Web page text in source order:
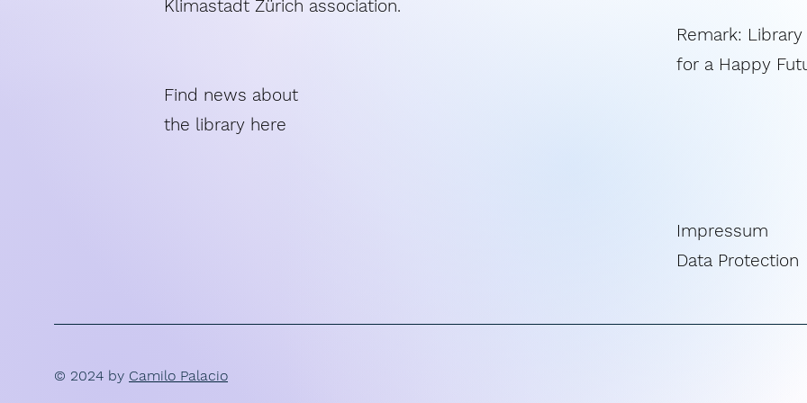
Klimastadt Zürich association.
Find news about
the library here
Remark: Library
for a Happy
Impressum
Data Protection
© 2024 by Camilo Palacio